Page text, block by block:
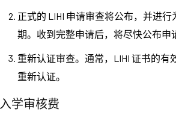
正式的 LIHI 申请审查将公布，并进
期。收到完整申请后，将尽快公布申
重新认证审查。通常，LIHI 证书的
重新认证。
入学审核费